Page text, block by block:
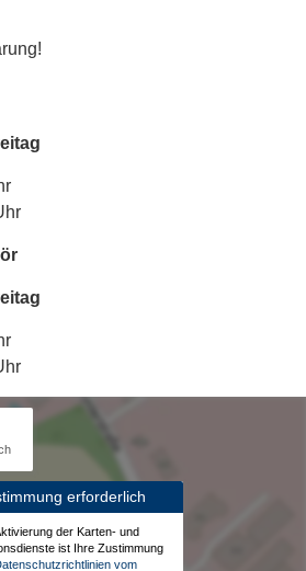
erforderlich
der Karten- und
ist Ihre Zustimmung
vom